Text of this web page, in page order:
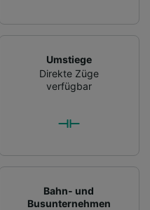
Umstiege
Direkte Züge
verfügbar
Bahn- und
Busunternehmen